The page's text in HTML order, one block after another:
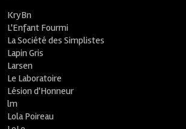
KryBn
L'Enfant Fourmi
La Société des Simplistes
Lapin Gris
Larsen
Le Laboratoire
Lésion d'Honneur
lm
Lola Poireau